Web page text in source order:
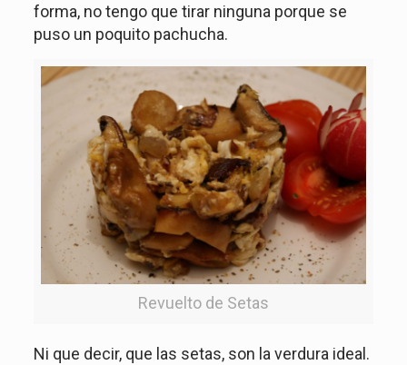
forma, no tengo que tirar ninguna porque se
puso un poquito pachucha.
Revuelto de Setas
Ni que decir, que las setas, son la verdura ideal.